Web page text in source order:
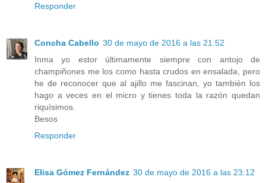
Responder
Concha Cabello 30 de mayo de 2016 a las 21:52
Inma yo estor últimamente siempre con antojo de
champiñones me los como hasta crudos en ensalada, pero
he de reconocer que al ajillo me fascinan, yo también los
hago a veces en el micro y tienes toda la razón quedan
riquísimos.
Besos
Responder
Elisa Gómez Fernández 30 de mayo de 2016 a las 23:12